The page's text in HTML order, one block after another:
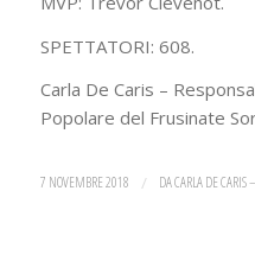
SPETTATORI: 608.
Carla De Caris –
Popolare del Frusinate
7 NOVEMBRE 2018 / DACARLA DE